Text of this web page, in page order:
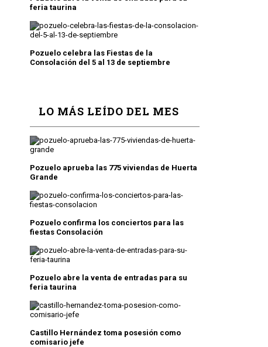
feria taurina
Pozuelo celebra las Fiestas de la
Consolación del 5 al 13 de septiembre
LO MÁS LEÍDO DEL MES
Pozuelo aprueba las 775 viviendas de Huerta
Grande
Pozuelo confirma los conciertos para las
fiestas Consolación
Pozuelo abre la venta de entradas para su
feria taurina
Castillo Hernández toma posesión como
comisario jefe